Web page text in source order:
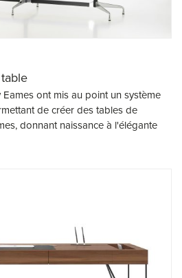
Eames ont mis au point un système
de créer des tables de
donnant naissance à l'élégante